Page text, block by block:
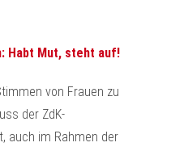
Habt Mut, steht auf!
von Frauen zu
der ZdK-
auch im Rahmen der